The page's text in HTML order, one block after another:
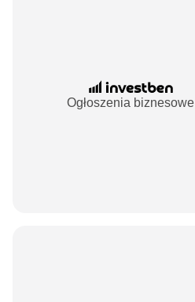
Ogłoszenia biznesowe